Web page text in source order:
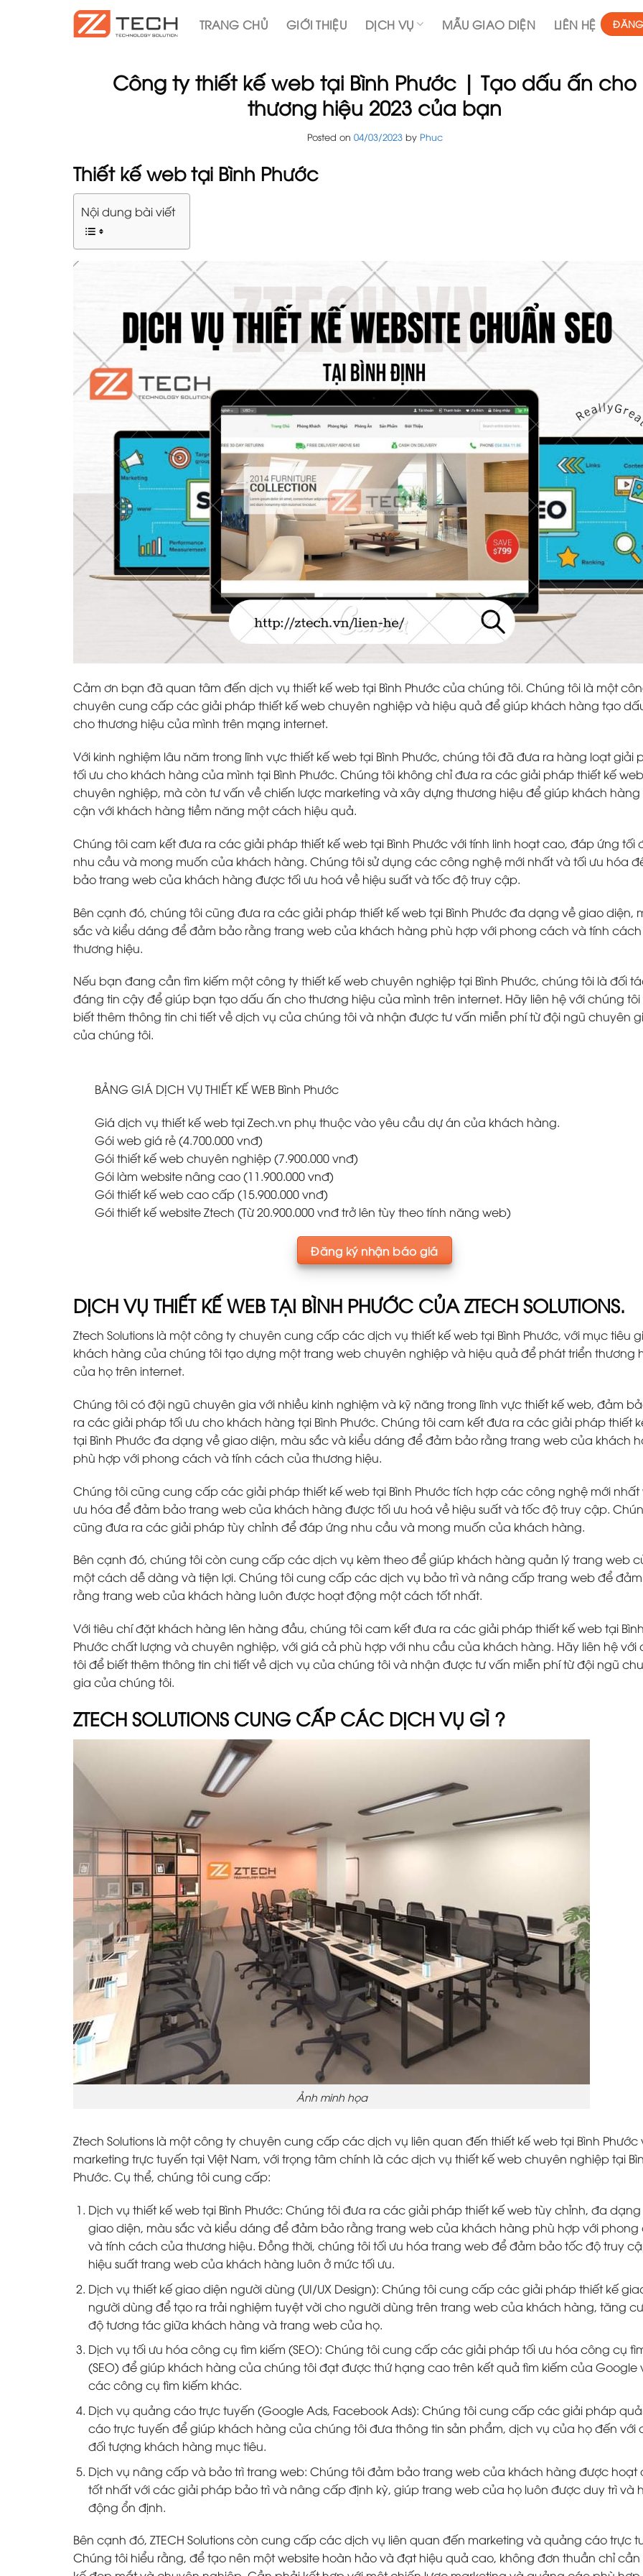
TRANG CHỦ GIỚI THIỆU DỊCH VỤ MẪU GIAO DIỆN LIÊN HỆ
Công ty thiết kế web tại Bình Phước | Tạo dấu ấn cho
thương hiệu 2023 của bạn
Posted on 04/03/2023by Phuc
Thiết kế web tại Bình Phước
Nội dung bài viết
Cảm ơn bạn đã quan tâm đến dịch vụ thiết kế web tại Bình Phước của chúng tôi. Chúng tôi là một
chuyên cung cấp các giải pháp thiết kế web chuyên nghiệp và hiệu quả để giúp khách hàng tạo
cho thương hiệu của mình trên mạng internet.
Với kinh nghiệm lâu năm trong lĩnh vực thiết kế web tại Bình Phước, chúng tôi đã đưa ra hàng loạt giải
tối ưu cho khách hàng của mình tại Bình Phước. Chúng tôi không chỉ đưa ra các giải pháp thiết kế web
chuyên nghiệp, mà còn tư vấn về chiến lược marketing và xây dựng thương hiệu để giúp khách hàng
cận với khách hàng tiềm năng một cách hiệu quả.
Chúng tôi cam kết đưa ra các giải pháp thiết kế web tại Bình Phước với tính linh hoạt cao, đáp ứng tối
nhu cầu và mong muốn của khách hàng. Chúng tôi sử dụng các công nghệ mới nhất và tối ưu hóa
bảo trang web của khách hàng được tối ưu hoá về hiệu suất và tốc độ truy cập.
Bên cạnh đó, chúng tôi cũng đưa ra các giải pháp thiết kế web tại Bình Phước đa dạng về giao diện,
sắc và kiểu dáng để đảm bảo rằng trang web của khách hàng phù hợp với phong cách và tính
thương hiệu.
Nếu bạn đang cần tìm kiếm một công ty thiết kế web chuyên nghiệp tại Bình Phước, chúng tôi là đối
đáng tin cậy để giúp bạn tạo dấu ấn cho thương hiệu của mình trên internet. Hãy liên hệ với chúng
biết thêm thông tin chi tiết về dịch vụ của chúng tôi và nhận được tư vấn miễn phí từ đội ngũ chuyên
của chúng tôi.
BẢNG GIÁ DỊCH VỤ THIẾT KẾ WEB Bình Phước
Giá dịch vụ thiết kế web tại Zech.vn phụ thuộc vào yêu cầu dự án của khách hàng.
Gói web giá rẻ (4.700.000 vnđ)
Gói thiết kế web chuyên nghiệp (7.900.000 vnđ)
Gói làm website nâng cao (11.900.000 vnđ)
Gói thiết kế web cao cấp (15.900.000 vnđ)
Gói thiết kế website Ztech (Từ 20.900.000 vnđ trở lên tùy theo tính năng web)
Đăng ký nhận báo giá
DỊCH VỤ THIẾT KẾ WEB TẠI BÌNH PHƯỚC CỦA ZTECH SOLUTIONS.
Ztech Solutions là một công ty chuyên cung cấp các dịch vụ thiết kế web tại Bình Phước, với mục tiêu
khách hàng của chúng tôi tạo dựng một trang web chuyên nghiệp và hiệu quả để phát triển thương
của họ trên internet.
Chúng tôi có đội ngũ chuyên gia với nhiều kinh nghiệm và kỹ năng trong lĩnh vực thiết kế web, đảm
ra các giải pháp tối ưu cho khách hàng tại Bình Phước. Chúng tôi cam kết đưa ra các giải pháp thiết
tại Bình Phước đa dạng về giao diện, màu sắc và kiểu dáng để đảm bảo rằng trang web của khách
phù hợp với phong cách và tính cách của thương hiệu.
Chúng tôi cũng cung cấp các giải pháp thiết kế web tại Bình Phước tích hợp các công nghệ mới nhất
ưu hóa để đảm bảo trang web của khách hàng được tối ưu hoá về hiệu suất và tốc độ truy cập.
cũng đưa ra các giải pháp tùy chỉnh để đáp ứng nhu cầu và mong muốn của khách hàng.
Bên cạnh đó, chúng tôi còn cung cấp các dịch vụ kèm theo để giúp khách hàng quản lý trang web
một cách dễ dàng và tiện lợi. Chúng tôi cung cấp các dịch vụ bảo trì và nâng cấp trang web để
rằng trang web của khách hàng luôn được hoạt động một cách tốt nhất.
Với tiêu chí đặt khách hàng lên hàng đầu, chúng tôi cam kết đưa ra các giải pháp thiết kế web tại Bình
Phước chất lượng và chuyên nghiệp, với giá cả phù hợp với nhu cầu của khách hàng. Hãy liên hệ với
tôi để biết thêm thông tin chi tiết về dịch vụ của chúng tôi và nhận được tư vấn miễn phí từ đội ngũ
gia của chúng tôi.
ZTECH SOLUTIONS CUNG CẤP CÁC DỊCH VỤ GÌ ?
Ảnh minh họa
Ztech Solutions là một công ty chuyên cung cấp các dịch vụ liên quan đến thiết kế web tại Bình Phước
marketing trực tuyến tại Việt Nam, với trọng tâm chính là các dịch vụ thiết kế web chuyên nghiệp tại
Phước. Cụ thể, chúng tôi cung cấp:
Dịch vụ thiết kế web tại Bình Phước: Chúng tôi đưa ra các giải pháp thiết kế web tùy chỉnh, đa
giao diện, màu sắc và kiểu dáng để đảm bảo rằng trang web của khách hàng phù hợp với phong
và tính cách của thương hiệu. Đồng thời, chúng tôi tối ưu hóa trang web để đảm bảo tốc độ truy
hiệu suất trang web của khách hàng luôn ở mức tối ưu.
Dịch vụ thiết kế giao diện người dùng (UI/UX Design): Chúng tôi cung cấp các giải pháp thiết kế
người dùng để tạo ra trải nghiệm tuyệt vời cho người dùng trên trang web của khách hàng, tăng
độ tương tác giữa khách hàng và trang web của họ.
Dịch vụ tối ưu hóa công cụ tìm kiếm (SEO): Chúng tôi cung cấp các giải pháp tối ưu hóa công cụ
(SEO) để giúp khách hàng của chúng tôi đạt được thứ hạng cao trên kết quả tìm kiếm của Google
các công cụ tìm kiếm khác.
Dịch vụ quảng cáo trực tuyến (Google Ads, Facebook Ads): Chúng tôi cung cấp các giải pháp
cáo trực tuyến để giúp khách hàng của chúng tôi đưa thông tin sản phẩm, dịch vụ của họ đến với
đối tượng khách hàng mục tiêu.
Dịch vụ nâng cấp và bảo trì trang web: Chúng tôi đảm bảo trang web của khách hàng được hoạt
tốt nhất với các giải pháp bảo trì và nâng cấp định kỳ, giúp trang web của họ luôn được duy trì và
động ổn định.
Bên cạnh đó, ZTECH Solutions còn cung cấp các dịch vụ liên quan đến marketing và quảng cáo trực
Chúng tôi hiểu rằng, để tạo nên một website hoàn hảo và đạt hiệu quả cao, không đơn thuần chỉ cần